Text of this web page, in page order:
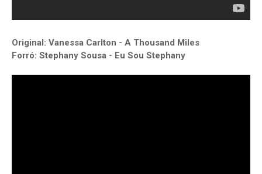
Original: Vanessa Carlton - A Thousand Miles
Forró: Stephany Sousa - Eu Sou Stephany